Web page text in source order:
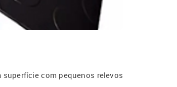
com pequenos relevos